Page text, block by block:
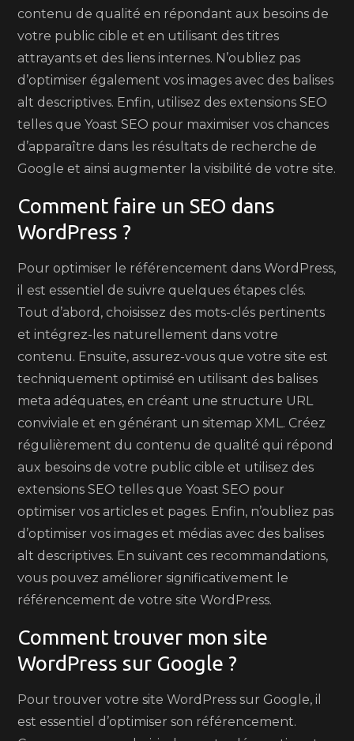
contenu de qualité en répondant aux besoins de
votre public cible et en utilisant des titres
attrayants et des liens internes. N’oubliez pas
d’optimiser également vos images avec des balises
alt descriptives. Enfin, utilisez des extensions SEO
telles que Yoast SEO pour maximiser vos chances
d’apparaître dans les résultats de recherche de
Google et ainsi augmenter la visibilité de votre site.
Comment faire un SEO dans
WordPress ?
Pour optimiser le référencement dans WordPress,
il est essentiel de suivre quelques étapes clés.
Tout d’abord, choisissez des mots-clés pertinents
et intégrez-les naturellement dans votre
contenu. Ensuite, assurez-vous que votre site est
techniquement optimisé en utilisant des balises
meta adéquates, en créant une structure URL
conviviale et en générant un sitemap XML. Créez
régulièrement du contenu de qualité qui répond
aux besoins de votre public cible et utilisez des
extensions SEO telles que Yoast SEO pour
optimiser vos articles et pages. Enfin, n’oubliez pas
d’optimiser vos images et médias avec des balises
alt descriptives. En suivant ces recommandations,
vous pouvez améliorer significativement le
référencement de votre site WordPress.
Comment trouver mon site
WordPress sur Google ?
Pour trouver votre site WordPress sur Google, il
est essentiel d’optimiser son référencement.